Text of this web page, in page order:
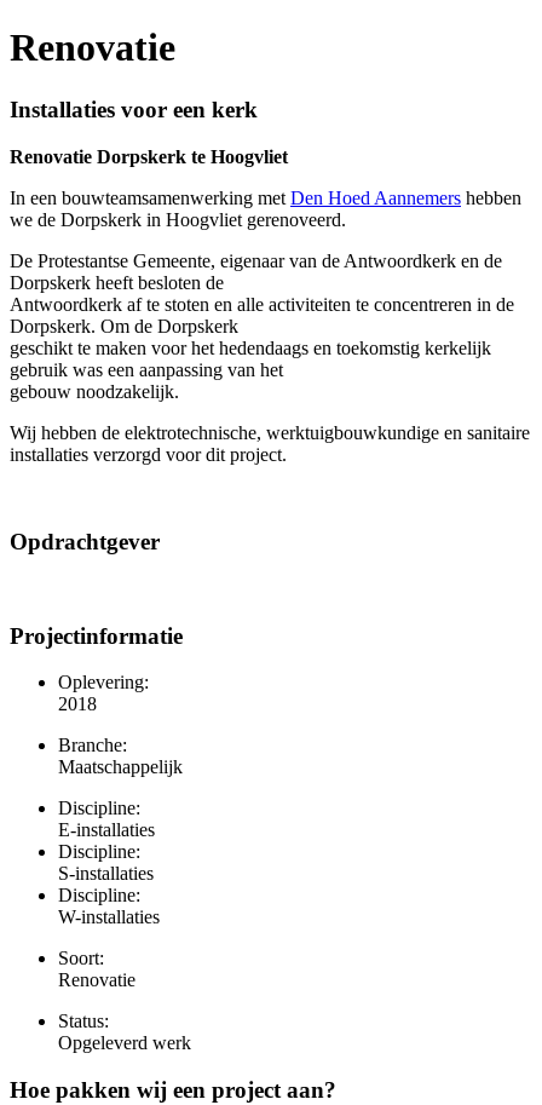
Renovatie
Installaties voor een kerk
Renovatie Dorpskerk te Hoogvliet
In een bouwteamsamenwerking met Den Hoed Aannemers hebben
we de Dorpskerk in Hoogvliet gerenoveerd.
De Protestantse Gemeente, eigenaar van de Antwoordkerk en de
Dorpskerk heeft besloten de
Antwoordkerk af te stoten en alle activiteiten te concentreren in de
Dorpskerk. Om de Dorpskerk
geschikt te maken voor het hedendaags en toekomstig kerkelijk
gebruik was een aanpassing van het
gebouw noodzakelijk.
Wij hebben de elektrotechnische, werktuigbouwkundige en sanitaire
installaties verzorgd voor dit project.
Opdrachtgever
Projectinformatie
Oplevering:
2018
Branche:
Maatschappelijk
Discipline:
E-installaties
Discipline:
S-installaties
Discipline:
W-installaties
Soort:
Renovatie
Status:
Opgeleverd werk
Hoe pakken wij een project aan?